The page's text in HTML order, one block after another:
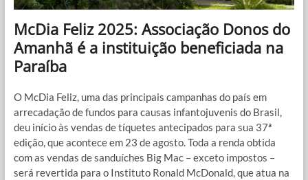
McDia Feliz 2025: Associação Donos do
Amanhã é a instituição beneficiada na
Paraíba
O McDia Feliz, uma das principais campanhas do país em
arrecadação de fundos para causas infantojuvenis do Brasil,
deu início às vendas de tíquetes antecipados para sua 37ª
edição, que acontece em 23 de agosto. Toda a renda obtida
com as vendas de sanduíches Big Mac – exceto impostos –
será revertida para o Instituto Ronald McDonald, que atua na